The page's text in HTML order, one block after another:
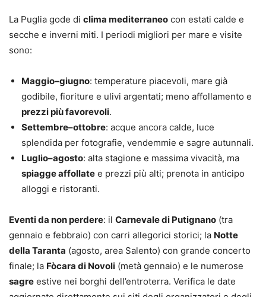
La Puglia gode di clima mediterraneo con estati calde e
secche e inverni miti. I periodi migliori per mare e visite
sono:
Maggio–giugno: temperature piacevoli, mare già
godibile, fioriture e ulivi argentati; meno affollamento e
prezzi più favorevoli.
Settembre–ottobre: acque ancora calde, luce
splendida per fotografie, vendemmie e sagre autunnali.
Luglio–agosto: alta stagione e massima vivacità, ma
spiagge affollate e prezzi più alti; prenota in anticipo
alloggi e ristoranti.
Eventi da non perdere: il Carnevale di Putignano (tra
gennaio e febbraio) con carri allegorici storici; la Notte
della Taranta (agosto, area Salento) con grande concerto
finale; la Fòcara di Novoli (metà gennaio) e le numerose
sagre estive nei borghi dell’entroterra. Verifica le date